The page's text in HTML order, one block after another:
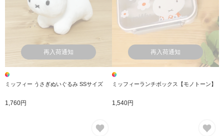
再入荷通知
ミッフィー うさぎぬいぐるみ SSサイズ
1,760円
再入荷通知
ミッフィーランチボックス【モノトーン】
1,540円